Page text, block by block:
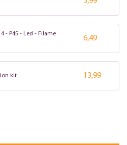
- P45 - Led - Filame
6,49
kit 13,99